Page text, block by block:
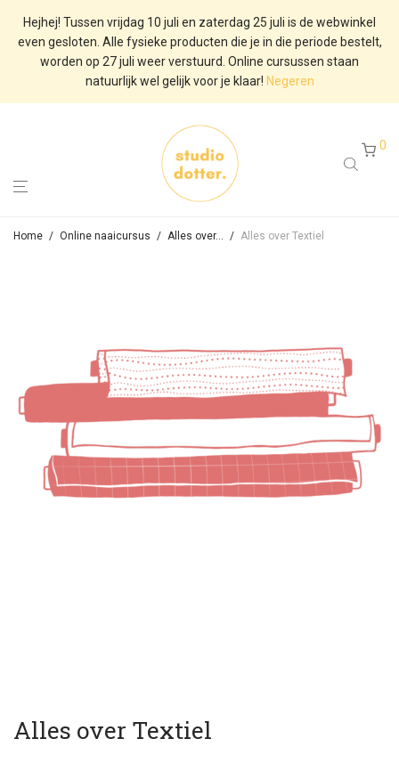
Hejhej! Tussen vrijdag 10 juli en zaterdag 25 juli is de webwinkel
even gesloten. Alle fysieke producten die je in die periode bestelt,
worden op 27 juli weer verstuurd. Online cursussen staan
natuurlijk wel gelijk voor je klaar! Negeren
0
Home / Online naaicursus / Alles over… / Alles over Textiel
Alles over Textiel